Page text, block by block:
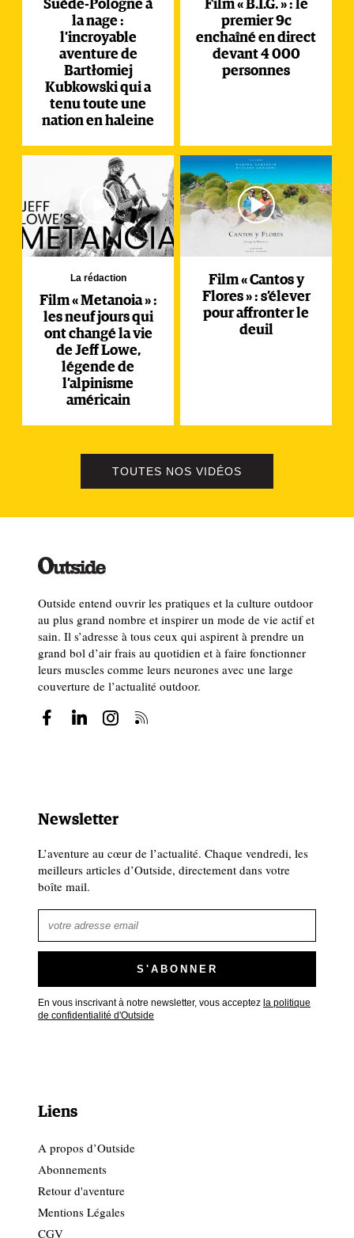
Suède-Pologne à
la nage :
l’incroyable
aventure de
Bartłomiej
Kubkowski qui a
tenu toute une
nation en haleine
Film « B.I.G. » : le
premier 9c
enchaîné en direct
devant 4 000
personnes
La rédaction
Film « Metanoia » :
les neuf jours qui
ont changé la vie
de Jeff Lowe,
légende de
l’alpinisme
américain
Film « Cantos y
Flores » : s’élever
pour affronter le
deuil
TOUTES NOS VIDÉOS
Outside entend ouvrir les pratiques et la culture outdoor
au plus grand nombre et inspirer un mode de vie actif et
sain. Il s’adresse à tous ceux qui aspirent à prendre un
grand bol d’air frais au quotidien et à faire fonctionner
leurs muscles comme leurs neurones avec une large
couverture de l’actualité outdoor.
Newsletter
L’aventure au cœur de l’actualité. Chaque vendredi, les
meilleurs articles d’Outside, directement dans votre
boîte mail.
En vous inscrivant à notre newsletter, vous acceptez la politique
de confidentialité d'Outside
Liens
A propos d’Outside
Abonnements
Retour d'aventure
Mentions Légales
CGV